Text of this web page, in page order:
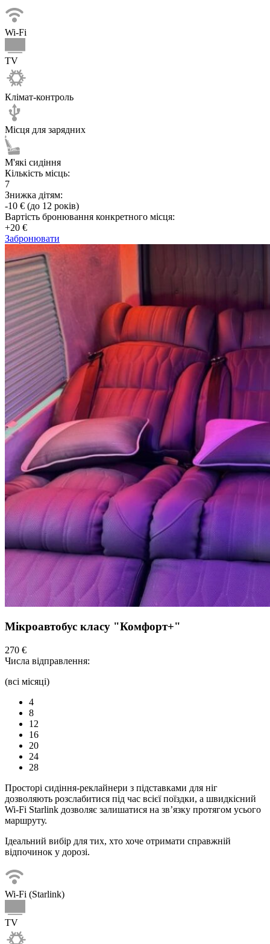
Wi-Fi
TV
Клімат-контроль
Місця для зарядних
М'які сидіння
Кількість місць:
7
Знижка дітям:
-10 € (до 12 років)
Вартість бронювання конкретного місця:
+20 €
Забронювати
Мікроавтобус класу "Комфорт+"
270 €
Числа відправлення:
(всі місяці)
4
8
12
16
20
24
28
Просторі сидіння-реклайнери з підставками для ніг
дозволяють розслабитися під час всієї поїздки, а швидкісний
Wi-Fi Starlink дозволяє залишатися на зв’язку протягом усього
маршруту.
Ідеальний вибір для тих, хто хоче отримати справжній
відпочинок у дорозі.
Wi-Fi (Starlink)
TV